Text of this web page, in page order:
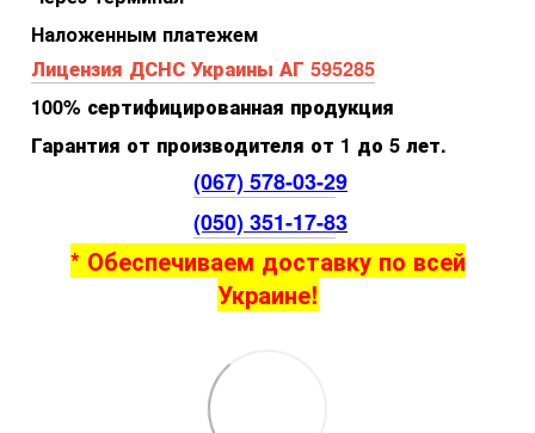
Наложенным платежем
Лицензия ДСНС Украины АГ 595285
100% сертифицированная продукция
Гарантия от производителя от 1 до 5 лет.
(067) 578-03-29
(050) 351-17-83
* Обеспечиваем доставку по всей
Украине!